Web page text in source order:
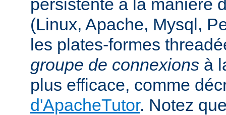
persistente à la manière
(Linux, Apache, Mysql,
les plates-formes
groupe de connexions à
plus efficace, comme
d'ApacheTutor. Notez